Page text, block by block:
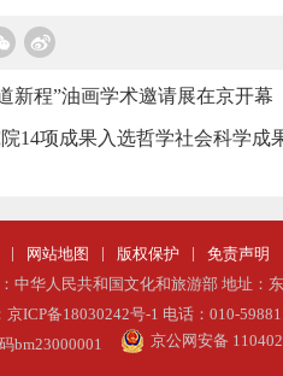
新程”油画学术邀请展在京开幕
14项成果入选哲学社会科学成